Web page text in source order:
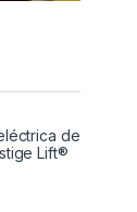
de
Lift®